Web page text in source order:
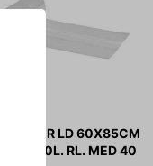
LD 60X85CM
15MY 50L. RL. MED 40